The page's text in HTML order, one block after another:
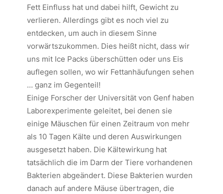
Fett Einfluss hat und dabei hilft, Gewicht zu
verlieren. Allerdings gibt es noch viel zu
entdecken, um auch in diesem Sinne
vorwärtszukommen. Dies heißt nicht, dass wir
uns mit Ice Packs überschütten oder uns Eis
auflegen sollen, wo wir Fettanhäufungen sehen
… ganz im Gegenteil!
Einige Forscher der Universität von Genf haben
Laborexperimente geleitet, bei denen sie
einige Mäuschen für einen Zeitraum von mehr
als 10 Tagen Kälte und deren Auswirkungen
ausgesetzt haben. Die Kältewirkung hat
tatsächlich die im Darm der Tiere vorhandenen
Bakterien abgeändert. Diese Bakterien wurden
danach auf andere Mäuse übertragen, die